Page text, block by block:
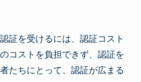
証を受けるには、認証コスト
コストを負担できず、認証を
たちにとって、認証が広まる